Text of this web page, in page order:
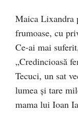
Maica Lixandra
frumoase, cu
Ce-ai mai
„Credincioasă
Tecuci, un sat
lumea şi tare
mama lui Ioan